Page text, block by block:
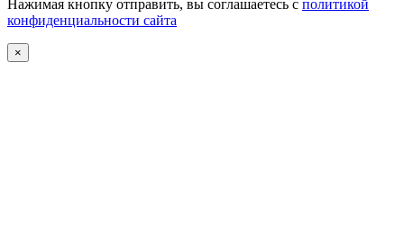
Нажимая кнопку отправить, вы соглашаетесь с политикой
конфиденциальности сайта
×